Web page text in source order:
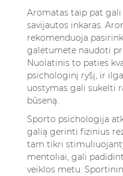
Aromatas taip pat
savijautos inkaras.
rekomenduoja
galėtumėte naudoti
Nuolatinis to paties
psichologinį ryšį, ir
uostymas gali sukelti
būseną.
Sporto psichologija
galią gerinti fizinius
tam tikri
mentoliai, gali
veiklos metu.